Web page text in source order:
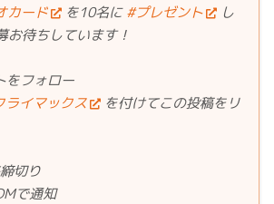
カード を10名に#プレゼント
し
お待ちしています！
をフォロー
ライマックス
を付けてこの投稿をリ
切り
で通知